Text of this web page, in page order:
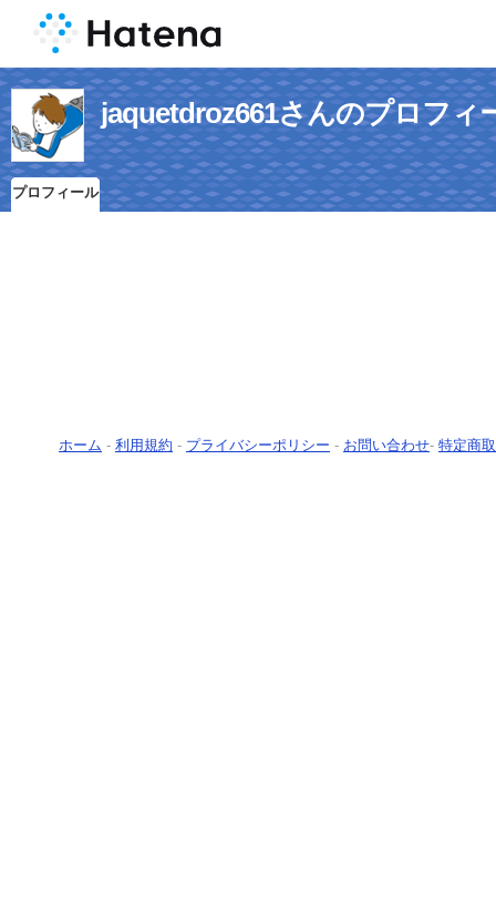
jaquetdroz661さんのプロフィ
プロフィール
ホーム - 利用規約 - プライバシーポリシー - お問い合わせ- 特定商